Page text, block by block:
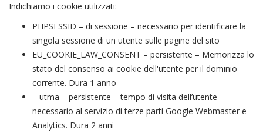
Indichiamo i cookie utilizzati:
PHPSESSID – di sessione – necessario per identificare la
singola sessione di un utente sulle pagine del sito
EU_COOKIE_LAW_CONSENT – persistente – Memorizza lo
stato del consenso ai cookie dell'utente per il dominio
corrente. Dura 1 anno
__utma – persistente – tempo di visita dell’utente –
necessario al servizio di terze parti Google Webmaster e
Analytics. Dura 2 anni